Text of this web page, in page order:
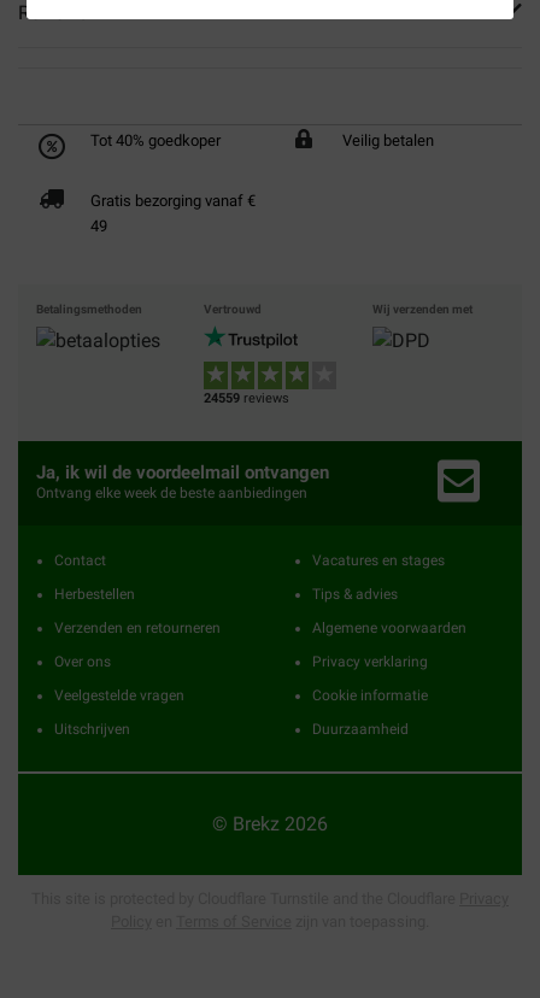
Reviews
Tot 40% goedkoper Veilig betalen
Gratis bezorging vanaf €
49
Betalingsmethoden Vertrouwd
24559 reviews
Wij verzenden met
Ja, ik wil de voordeelmail ontvangen
Ontvang elke week de beste aanbiedingen
Contact
Herbestellen
Verzenden en retourneren
Over ons
Veelgestelde vragen
Uitschrijven
Vacatures en stages
Tips & advies
Algemene voorwaarden
Privacy verklaring
Cookie informatie
Duurzaamheid
© Brekz 2026